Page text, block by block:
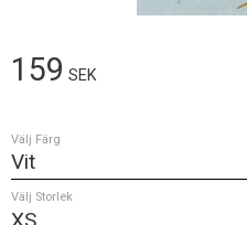
159 SEK
Välj Färg
Välj Storlek